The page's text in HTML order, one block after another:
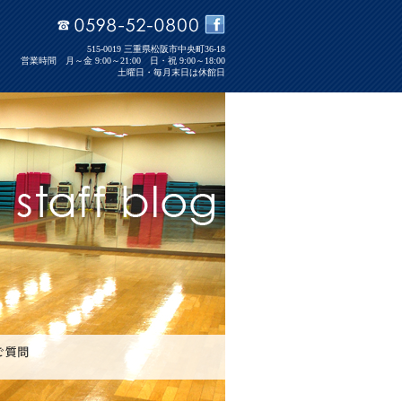
515-0019 三重県松阪市中央町36-18
営業時間 月～金 9:00～21:00 日・祝 9:00～18:00
土曜日・毎月末日は休館日